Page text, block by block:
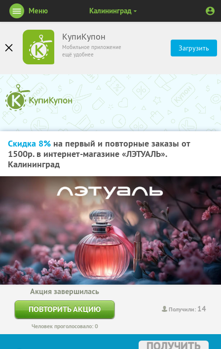
КупиКупон
Мобильное приложение
ещё удобнее
Загрузить
Меню Калининград
Скидка 8% на первый и повторные заказы от
1500р. в интернет-магазине «ЛЭТУАЛЬ».
Калининград
Получили: 14
Акция завершилась
ПОВТОРИТЬ АКЦИЮ
Человек проголосовало: 0
ПОЛУЧИТЬ